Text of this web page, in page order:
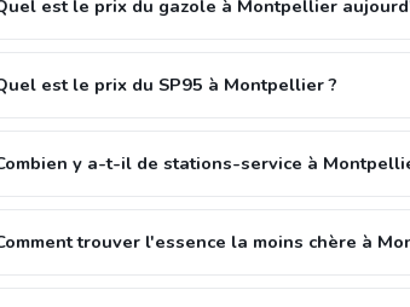
est le prix du gazole à Montpellier
est le prix du SP95 à Montpellier ?
y a-t-il de stations-service à
trouver l'essence la moins chère à